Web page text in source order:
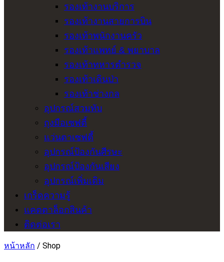
รองเท้างานบริการ
รองเท้างานสายการบิน
รองเท้าพนักงานครัว
รองเท้าแพทย์ & พยาบาล
รองเท้าทหารตำรวจ
รองเท้าเดินป่า
รองเท้าช่างกล
อุปกรณ์สวมทับ
ถุงมือเซฟตี้
แว่นตาเซฟตี้
อุปกรณ์ป้องกันศีรษะ
อุปกรณ์ป้องกันเสียง
อุปกรณ์เพิ่มเติม
เกร็ดความรู้
แคตตาล็อกสินค้า
ติดต่อเรา
หน้าหลัก / Shop